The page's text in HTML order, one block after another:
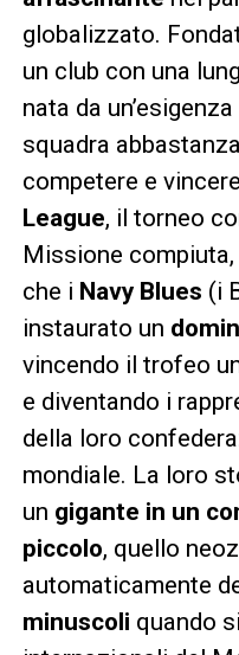
globalizzato.
un club con una
nata da
squadra
competere e
League, il torneo
Missione
che i Navy Blues (i
instaurato un
vincendo il trofeo
e diventando i
della loro
mondiale. La loro
un gigante in un
piccolo, quello
automaticamente
minuscoli quando